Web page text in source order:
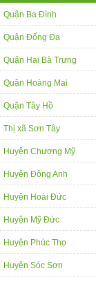
Quận Ba Đình
Quận Đống Đa
Quận Hai Bà Trưng
Quận Hoàng Mai
Quận Tây Hồ
Thị xã Sơn Tây
Huyện Chương Mỹ
Huyện Đông Anh
Huyện Hoài Đức
Huyện Mỹ Đức
Huyện Phúc Thọ
Huyện Sóc Sơn